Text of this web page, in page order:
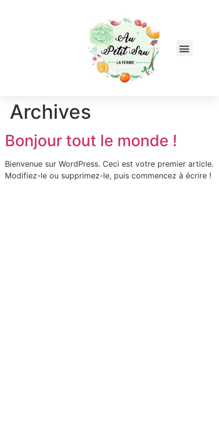
Archives
Bonjour tout le monde !
Bienvenue sur WordPress. Ceci est votre premier article.
Modifiez-le ou supprimez-le, puis commencez à écrire !